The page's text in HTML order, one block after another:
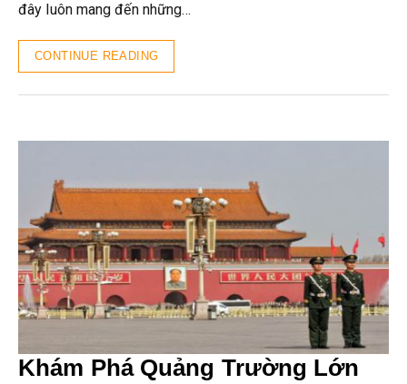
đây luôn mang đến những…
CONTINUE READING
Khám Phá Quảng Trường Lớn